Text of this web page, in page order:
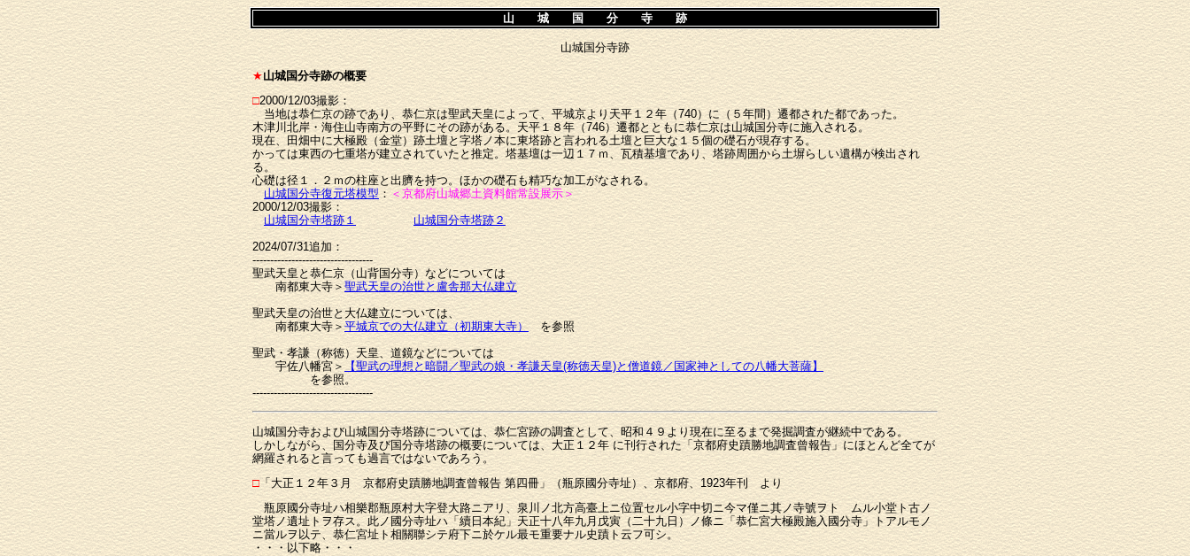
山 城 国 分 寺 跡
山城国分寺跡
★山城国分寺跡の概要
□2000/12/03撮影：
当地は恭仁京の跡であり、恭仁京は聖武天皇によって、平城京より天平１２年（740）に（５年間）遷都された都であった。
木津川北岸・海住山寺南方の平野にその跡がある。天平１８年（746）遷都とともに恭仁京は山城国分寺に施入される。
現在、田畑中に大極殿（金堂）跡土壇と字塔ノ本に東塔跡と言われる土壇と巨大な１５個の礎石が現存する。
かっては東西の七重塔が建立されていたと推定。塔基壇は一辺１７ｍ、瓦積基壇であり、塔跡周囲から土塀らしい遺構が検出され
る。
心礎は径１．２ｍの柱座と出臍を持つ。ほかの礎石も精巧な加工がなされる。
山城国分寺復元塔模型： ＜京都府山城郷土資料館常設展示＞
2000/12/03撮影：
山城国分寺塔跡１
山城国分寺塔跡２
2024/07/31追加：
----------------------------------
聖武天皇と恭仁京（山背国分寺）などについては
南都東大寺＞聖武天皇の治世と盧舎那大仏建立
聖武天皇の治世と大仏建立については、
南都東大寺＞平城京での大仏建立（初期東大寺）を参照
聖武・孝謙（称徳）天皇、道鏡などについては
宇佐八幡宮＞【聖武の理想と暗闘／聖武の娘・孝謙天皇(称徳天皇)と僧道鏡／国家神としての八幡大菩薩】
を参照。
----------------------------------
山城国分寺および山城国分寺塔跡については、恭仁宮跡の調査として、昭和４９より現在に至るまで発掘調査が継続中である。
しかしながら、国分寺及び国分寺塔跡の概要については、大正１２年 に刊行された「京都府史蹟勝地調査曾報告」にほとんど全てが
網羅されると言っても過言ではないであろう。
□「大正１２年３月 京都府史蹟勝地調査曾報告 第四冊」（瓶原國分寺址）、京都府、1923年刊 より
瓶原國分寺址ハ相樂郡瓶原村大字登大路ニアリ、泉川ノ北方高臺上ニ位置セル小字中切ニ今マ僅ニ其ノ寺號ヲトゞムル小堂ト古ノ
堂塔ノ遺址トヲ存ス。此ノ國分寺址ハ「續日本紀」天正十八年九月戊寅（二十九日）ノ條ニ「恭仁宮大極殿施入國分寺」トアルモノ
ニ當ルヲ以テ、恭仁宮址ト相關聯シテ府下ニ於ケル最モ重要ナル史蹟ト云フ可シ。
・・・以下略・・・